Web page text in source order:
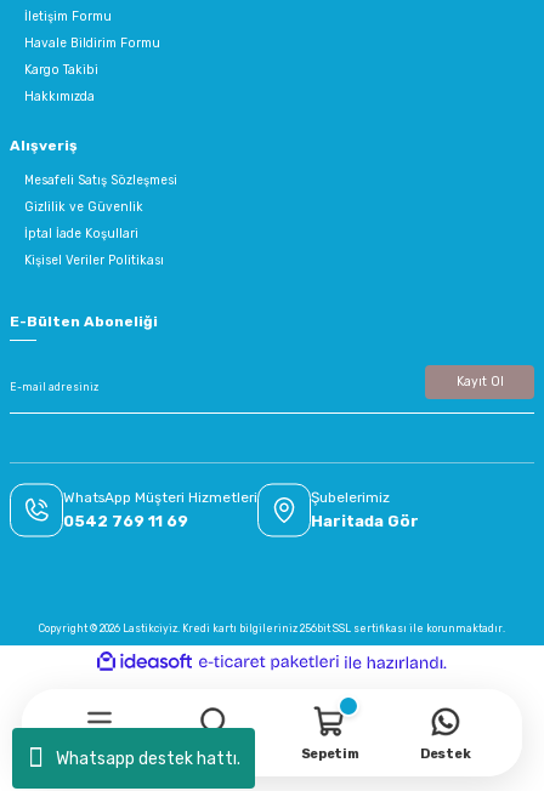
Whatsapp destek hattı.
Menü Arama Sepetim Destek
İletişim Formu
Havale Bildirim Formu
Kargo Takibi
Hakkımızda
Alışveriş
Mesafeli Satış Sözleşmesi
Gizlilik ve Güvenlik
İptal İade Koşullari
Kişisel Veriler Politikası
E-Bülten Aboneliği
Kayıt Ol
WhatsApp Müşteri Hizmetleri
0542 769 11 69
Şubelerimiz
Haritada Gör
Copyright © 2026 Lastikciyiz. Kredi kartı bilgileriniz 256bit SSL sertifikası ile korunmaktadır.
ideasoft
e-
paketleri